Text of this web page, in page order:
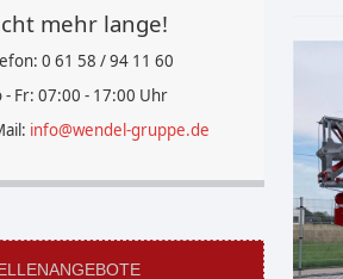
mehr lange!
0 61 58 / 94 11 60
- Fr: 07:00 - 17:00 Uhr
info@wendel-gruppe.de